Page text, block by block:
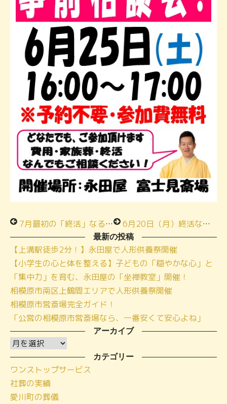
7月最初の「終活」なるほど教室！ 6月20日（月）終活なるほど教室「エンディングノートの書き方＆家族葬の費用」を開催！
最新の投稿
【上溝駅徒歩2分！】永田屋で人形供養祭開催
【小学生の心と体を整える】子どもの「穏やかな心」と
「集中力」を育む、永田屋の「坐禅教室」開催！
相模原市南区上鶴間エリアで人形供養祭開催
相模原市営斎場完全ガイド！
「公営の相模原市営斎場なら、一番安くて安心よね」
アーカイブ
ア
ー
カ
イ
ブ
カテゴリー
ワンストップサービス
社葬の実績
愛川町の葬儀